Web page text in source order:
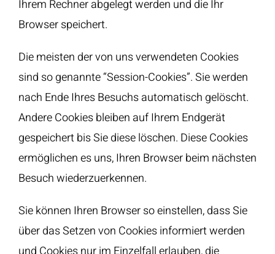
Ihrem Rechner abgelegt werden und die Ihr
Browser speichert.
Die meisten der von uns verwendeten Cookies
sind so genannte “Session-Cookies”. Sie werden
nach Ende Ihres Besuchs automatisch gelöscht.
Andere Cookies bleiben auf Ihrem Endgerät
gespeichert bis Sie diese löschen. Diese Cookies
ermöglichen es uns, Ihren Browser beim nächsten
Besuch wiederzuerkennen.
Sie können Ihren Browser so einstellen, dass Sie
über das Setzen von Cookies informiert werden